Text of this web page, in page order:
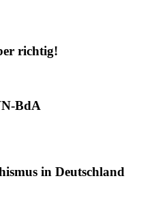
richtig!
BdA
in Deutschland